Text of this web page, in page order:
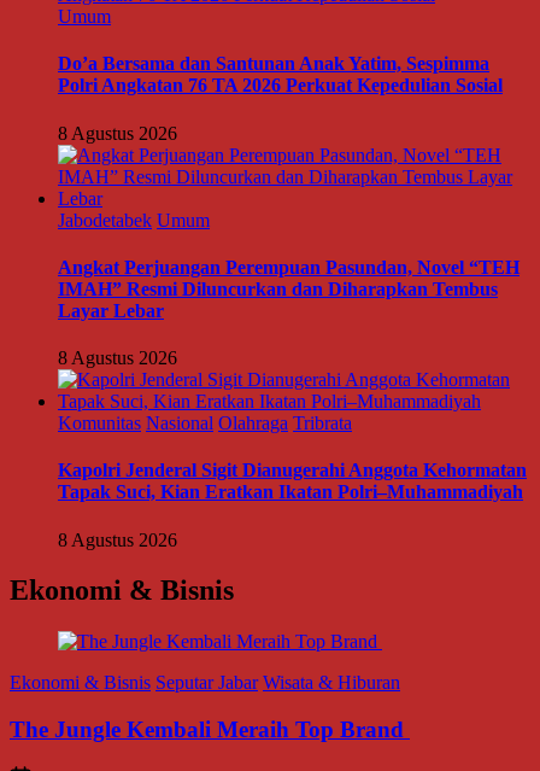
Umum
Do’a Bersama dan Santunan Anak Yatim, Sespimma
Polri Angkatan 76 TA 2026 Perkuat Kepedulian Sosial
8 Agustus 2026
Jabodetabek Umum
Angkat Perjuangan Perempuan Pasundan, Novel “TEH
IMAH” Resmi Diluncurkan dan Diharapkan Tembus
Layar Lebar
8 Agustus 2026
Komunitas Nasional Olahraga Tribrata
Kapolri Jenderal Sigit Dianugerahi Anggota Kehormatan
Tapak Suci, Kian Eratkan Ikatan Polri–Muhammadiyah
8 Agustus 2026
Ekonomi & Bisnis
Ekonomi & Bisnis Seputar Jabar Wisata & Hiburan
The Jungle Kembali Meraih Top Brand